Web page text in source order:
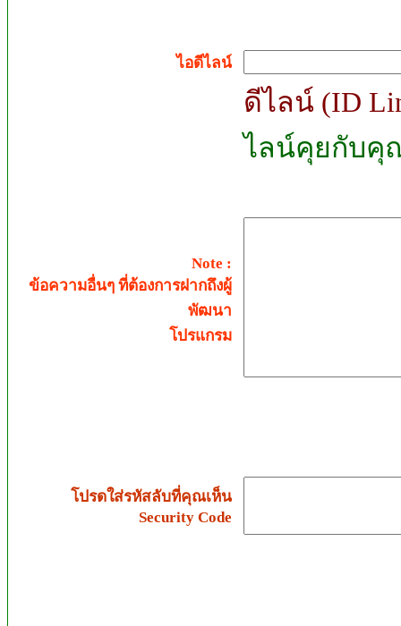
ไอดีไลน์
ดีไลน์ (ID
ไลน์คุยกับคุ
Note :
ข้อความอื่นๆ ที่ต้องการฝากถึงผู้
พัฒนา
โปรแกรม
โปรดใส่รหัสลับที่คุณเห็น
Security Code